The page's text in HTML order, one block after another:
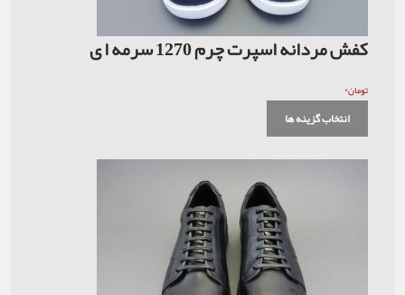
کفش مردانه اسپرت چرم 1270 سرمه ا ی
تومان۰
انتخاب گزینه ها